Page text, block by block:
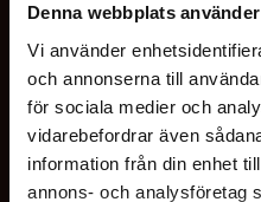
Denna webbplats
Vi använder
och annonserna till
för sociala medier och
vidarebefordrar även
information från din enhet
annons- och analysföretag